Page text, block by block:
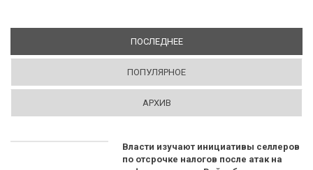
ПОСЛЕДНЕЕ(АКТИВНАЯ ВКЛАДКА)
ПОПУЛЯРНОЕ
АРХИВ
Власти изучают инициативы селлеров
по отсрочке налогов после атак на